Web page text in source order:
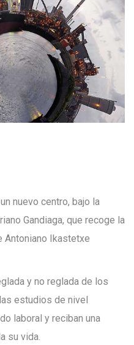
nuevo centro, bajo la
Gandiaga, que recoge la
Antoniano Ikastetxe
y no reglada de los
estudios de nivel
laboral y reciban una
su vida.